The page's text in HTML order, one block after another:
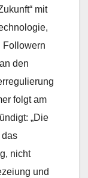
mit
Followern
den
folgt am
„Die
das
nicht
und